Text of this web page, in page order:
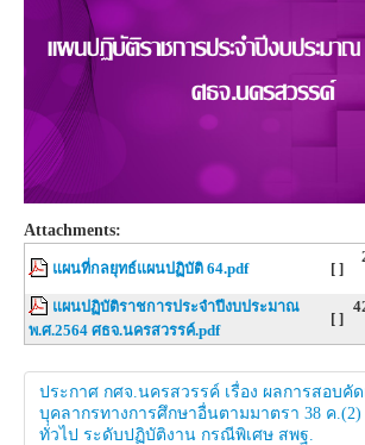
Attachments:
แผนที่กลยุทธ์แผนปฏิบัติ 64.pdf [ ]
แผนปฏิบัติราชการประจำปีงบประมาณ
พ.ศ.2564 ศธจ.นครสวรรค์.pdf
[ ]
ประกาศ กศจ.นครสวรรค์ เรื่อง ผลการสอบคั
บุคลากรทางการศึกษาอื่นตามมาตรา 38 ค
ทั่วไป ระดับปฏิบัติงาน กรณีพิเศษ สพฐ.